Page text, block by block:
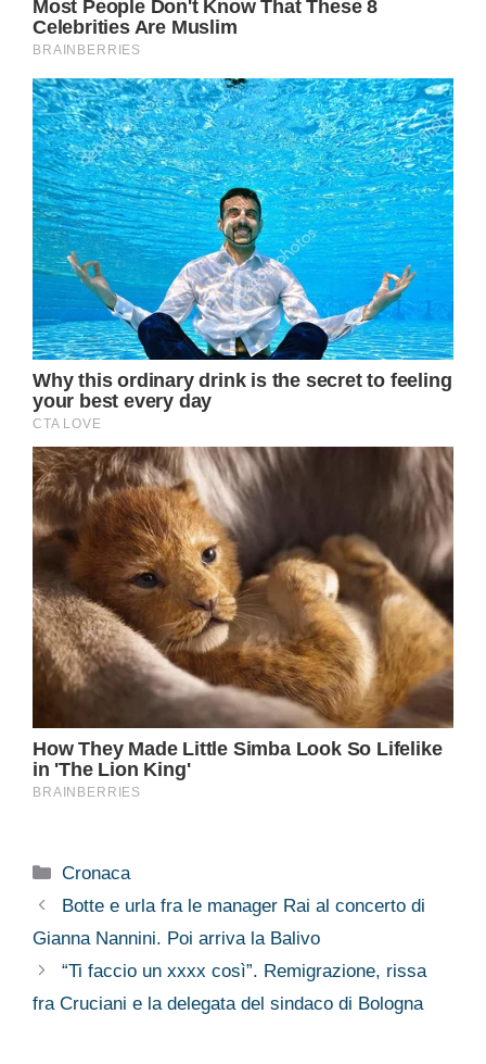
Categorie
Cronaca
Botte e urla fra le manager Rai al concerto di
Gianna Nannini. Poi arriva la Balivo
“Ti faccio un xxxx così”. Remigrazione, rissa
fra Cruciani e la delegata del sindaco di Bologna